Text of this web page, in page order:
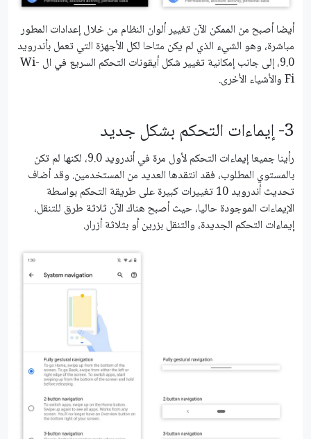
أيضا أصبح من الممكن الآن تغيير ألوان النظام من خلال إعدادات المطور
مباشرة، وهو الشيء الذي لم يكن متاحا لكل الأجهزة التي تعمل بأندرويد
9.0، إلى جانب إمكانية تغيير شكل أيقونات التحكم السريع في ال Wi-
Fi والأشياء الأخرى.
3- إيماءات التحكم بشكل جديد
رأينا جميعا إيماءات التحكم لأول مرة في أندرويد 9.0، لكنها لم تكن
بالمستوي المطلوب، فقد انتقدها العديد من المستخدمين. وقد أضاف
تحديث أندرويد 10 تغييرات كبيرة على طريقة التحكم بواسطة
الإيماءات الموجودة حاليا، حيث أصبح هناك الآن ثلاثة طرق للتنقل،
إيماءات التحكم الجديدة، والتنقل بزرين أو بثلاثة أزرار.